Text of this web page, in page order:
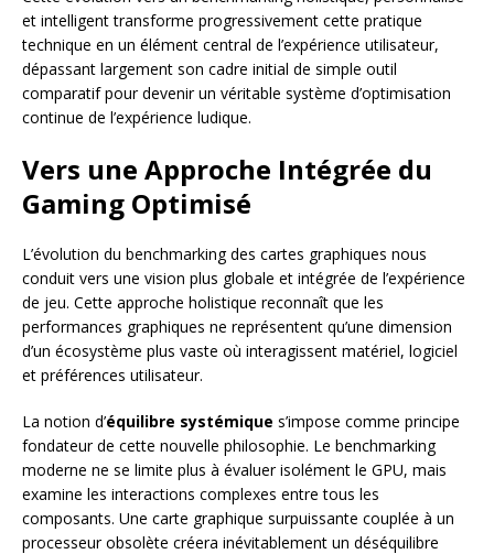
et intelligent transforme progressivement cette pratique
technique en un élément central de l’expérience utilisateur,
dépassant largement son cadre initial de simple outil
comparatif pour devenir un véritable système d’optimisation
continue de l’expérience ludique.
Vers une Approche Intégrée du
Gaming Optimisé
L’évolution du benchmarking des cartes graphiques nous
conduit vers une vision plus globale et intégrée de l’expérience
de jeu. Cette approche holistique reconnaît que les
performances graphiques ne représentent qu’une dimension
d’un écosystème plus vaste où interagissent matériel, logiciel
et préférences utilisateur.
La notion d’équilibre systémique s’impose comme principe
fondateur de cette nouvelle philosophie. Le benchmarking
moderne ne se limite plus à évaluer isolément le GPU, mais
examine les interactions complexes entre tous les
composants. Une carte graphique surpuissante couplée à un
processeur obsolète créera inévitablement un déséquilibre